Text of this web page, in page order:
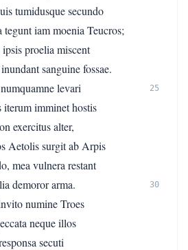
tumidusque secundo
iam moenia Teucros;
proelia miscent
sanguine fossae.
levari
25
iterum imminet hostis
exercitus alter,
Aetolis surgit ab Arpis
mea vulnera restant
demoror arma.
30
numine Troes
neque illos
secuti